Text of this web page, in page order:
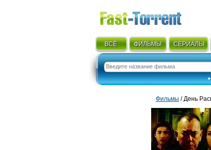
ВСЁ ФИЛЬМЫ СЕРИАЛЫ
Фильмы / День